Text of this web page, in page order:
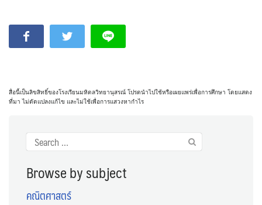
สื่อนี้เป็นลิขสิทธิ์ของโรงเรียนมหิดลวิทยานุสรณ์ โปรดนำไปใช้หรือเผยแพร่เพื่อการศึกษา โดยแสดง
ที่มา ไม่ดัดแปลงแก้ไข และไม่ใช้เพื่อการแสวงหากำไร
Search
for:
Browse by subject
คณิตศาสตร์